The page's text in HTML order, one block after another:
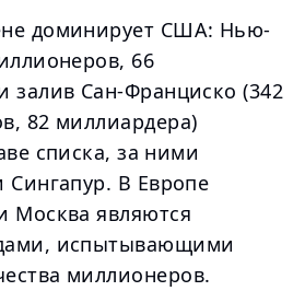
доминирует США: Нью-
66
залив Сан-Франциско (342
82 миллиардера)
списка, за ними
Сингапур. В Европе
Москва являются
испытывающими
миллионеров.